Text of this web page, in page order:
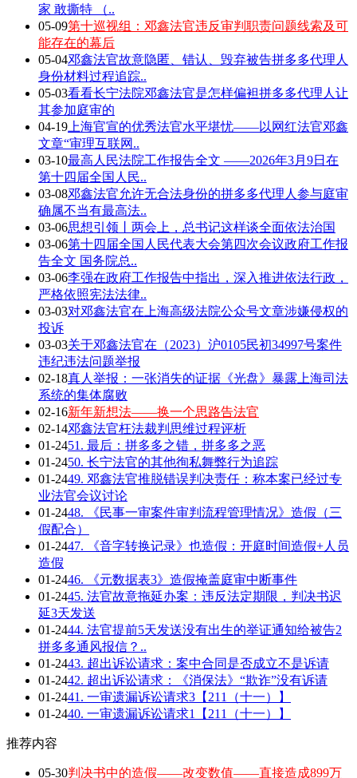
家 敢撕特 （..
05-09第十巡视组：邓鑫法官违反审判职责问题线索及可
能存在的幕后
05-04邓鑫法官故意隐匿、错认、毁弃被告拼多多代理人
身份材料过程追踪..
05-03看看长宁法院邓鑫法官是怎样偏袒拼多多代理人让
其参加庭审的
04-19 上海官宣的优秀法官水平堪忧——以网红法官邓鑫
文章“审理互联网..
03-10最高人民法院工作报告全文 ——2026年3月9日在
第十四届全国人民..
03-08邓鑫法官允许无合法身份的拼多多代理人参与庭审
确属不当有最高法..
03-06思想引领丨两会上，总书记这样谈全面依法治国
03-06第十四届全国人民代表大会第四次会议政府工作报
告全文 国务院总..
03-06李强在政府工作报告中指出，深入推进依法行政，
严格依照宪法法律..
03-03对邓鑫法官在上海高级法院公众号文章涉嫌侵权的
投诉
03-03关于邓鑫法官在（2023）沪0105民初34997号案件
违纪违法问题举报
02-18真人举报：一张消失的证据《光盘》暴露上海司法
系统的集体腐败
02-16新年新想法——换一个思路告法官
02-14邓鑫法官枉法裁判思维过程评析
01-2451. 最后：拼多多之错，拼多多之恶
01-2450. 长宁法官的其他徇私舞弊行为追踪
01-2449. 邓鑫法官推脱错误判决责任：称本案已经过专
业法官会议讨论
01-2448. 《民事一审案件审判流程管理情况》造假（三
假配合）
01-2447. 《音字转换记录》也造假：开庭时间造假+人员
造假
01-2446. 《元数据表3》造假掩盖庭审中断事件
01-2445. 法官故意拖延办案：违反法定期限，判决书迟
延3天发送
01-2444. 法官提前5天发送没有出生的举证通知给被告2
拼多多通风报信？..
01-2443. 超出诉讼请求：案中合同是否成立不是诉请
01-2442. 超出诉讼请求：《消保法》“欺诈”没有诉请
01-2441. 一审遗漏诉讼请求3【211（十一）】
01-2440. 一审遗漏诉讼请求1【211（十一）】
推荐内容
05-30判决书中的造假——改变数值——直接造成899万